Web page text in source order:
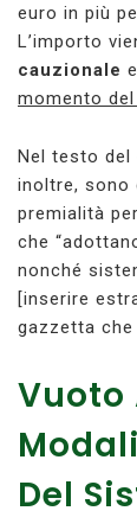
euro in più
L’importo
cauzionale
momento del
Nel testo del
inoltre, sono
premialità
che
nonché
[inserire
gazzetta
Vuoto
Del